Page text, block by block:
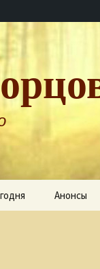
Анонсы